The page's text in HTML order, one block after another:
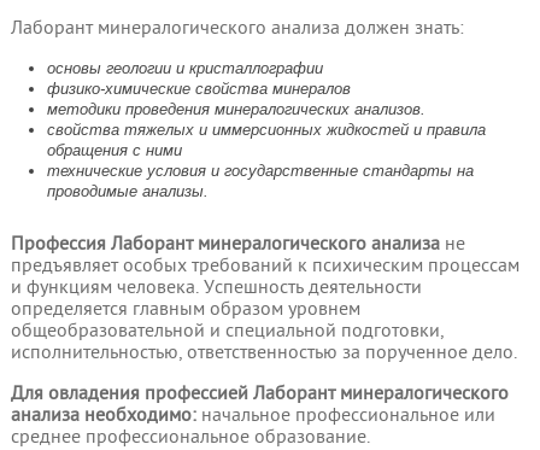
Лаборант минералогического анализа должен знать:
основы геологии и кристаллографии
физико-химические свойства минералов
методики проведения минералогических анализов.
свойства тяжелых и иммерсионных жидкостей и правила
обращения с ними
технические условия и государственные стандарты на
проводимые анализы.
Профессия Лаборант минералогического анализане
предъявляет особых требований к психическим процессам
и функциям человека. Успешность деятельности
определяется главным образом уровнем
общеобразовательной и специальной подготовки,
исполнительностью, ответственностью за порученное дело.
Для овладения профессией Лаборант минералогического
анализа необходимо:начальное профессиональное или
среднее профессиональное образование.